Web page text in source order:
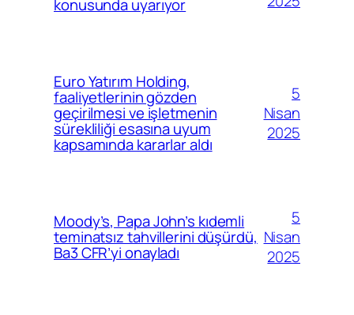
konusunda uyarıyor
Euro Yatırım Holding,
faaliyetlerinin gözden
geçirilmesi ve işletmenin
sürekliliği esasına uyum
kapsamında kararlar aldı
5
Nisan
2025
Moody’s, Papa John’s kıdemli
teminatsız tahvillerini düşürdü,
Ba3 CFR’yi onayladı
5
Nisan
2025